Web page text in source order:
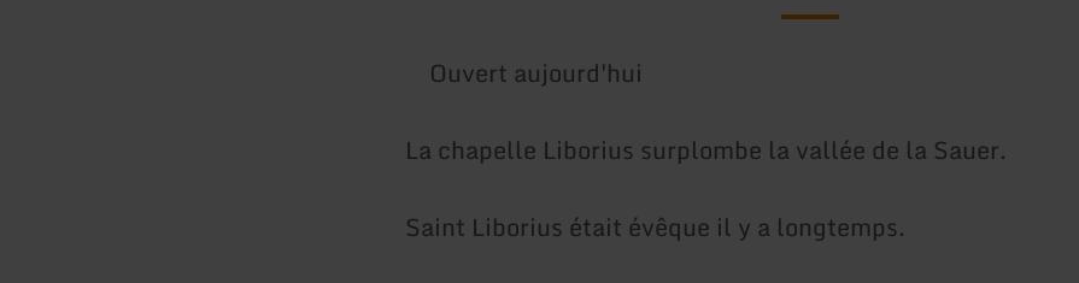
Ouvert aujourd'hui
La chapelle Liborius surplombe la vallée de la Sauer.
Saint Liborius était évêque il y a longtemps.